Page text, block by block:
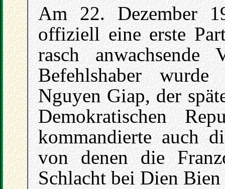
Am 22. Dezember
offiziell eine erste
rasch anwachsende
Befehlshaber
Nguyen Giap, der
Demokratischen
kommandierte auch
von denen die
Schlacht bei Dien